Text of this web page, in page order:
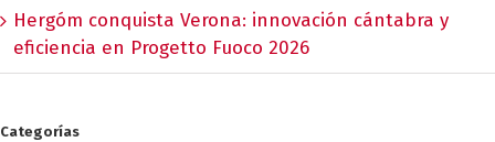
Hergóm conquista Verona: innovación cántabra y
eficiencia en Progetto Fuoco 2026
Categorías